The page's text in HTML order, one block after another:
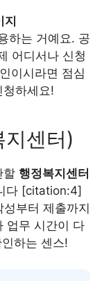
지
하는 거예요. 공
어디서나 신청
이시라면 점심
하세요!
센터)
할 행정복지센터
다 [citation:4]
부터 제출까지
업무 시간이 다
하는 센스!